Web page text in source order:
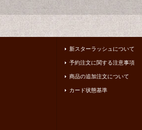
新スターラッシュについて
予約注文に関する注意事項
商品の追加注文について
カード状態基準